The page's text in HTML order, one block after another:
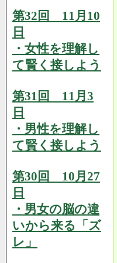
第32回 11月10
日
・女性を理解し
て賢く接しよう
第31回 11月3
日
・男性を理解し
て賢く接しよう
第30回 10月27
日
・男女の脳の違
いから来る「ズ
レ」